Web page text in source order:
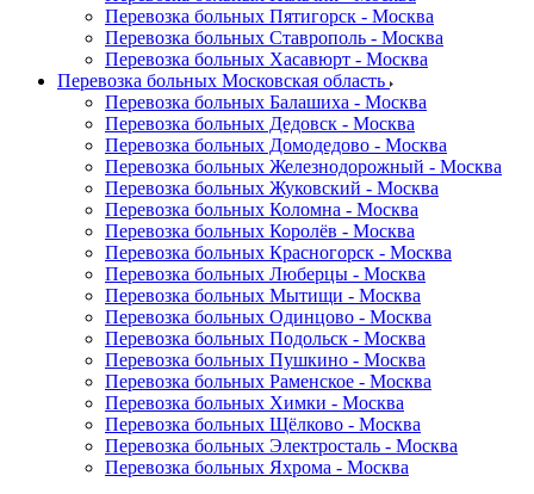
Перевозка больных Пятигорск - Москва
Перевозка больных Ставрополь - Москва
Перевозка больных Хасавюрт - Москва
Перевозка больных Московская область
Перевозка больных Балашиха - Москва
Перевозка больных Дедовск - Москва
Перевозка больных Домодедово - Москва
Перевозка больных Железнодорожный - Москва
Перевозка больных Жуковский - Москва
Перевозка больных Коломна - Москва
Перевозка больных Королёв - Москва
Перевозка больных Красногорск - Москва
Перевозка больных Люберцы - Москва
Перевозка больных Мытищи - Москва
Перевозка больных Одинцово - Москва
Перевозка больных Подольск - Москва
Перевозка больных Пушкино - Москва
Перевозка больных Раменское - Москва
Перевозка больных Химки - Москва
Перевозка больных Щёлково - Москва
Перевозка больных Электросталь - Москва
Перевозка больных Яхрома - Москва